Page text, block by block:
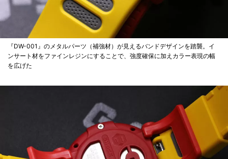
『DW-001』のメタルパーツ（補強材）が見えるバンドデザインを踏襲。イ
ンサート材をファインレジンにすることで、強度確保に加えカラー表現の幅
を広げた